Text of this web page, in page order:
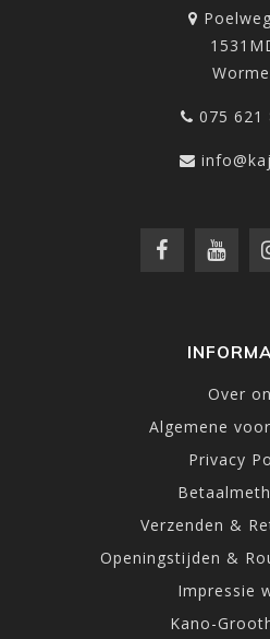
075 621
Over
Algemene
Privacy
Verzenden &
Openingstijden &
Impressie
Kano-